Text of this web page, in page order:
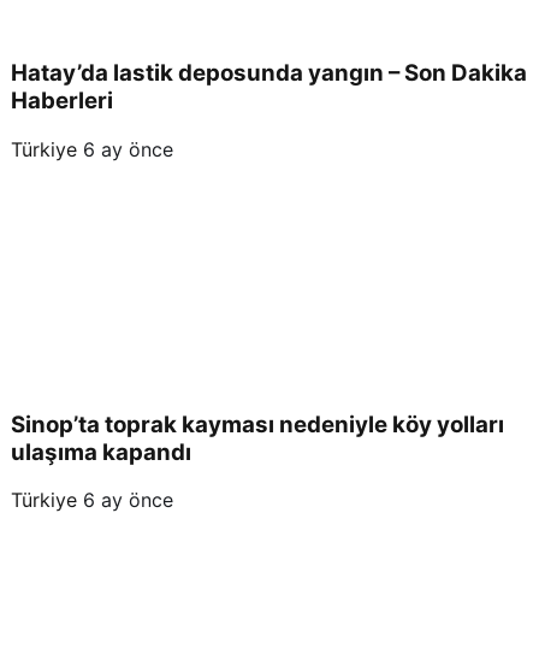
Hatay’da lastik deposunda yangın – Son Dakika
Haberleri
Türkiye 6 ay önce
Sinop’ta toprak kayması nedeniyle köy yolları
ulaşıma kapandı
Türkiye 6 ay önce